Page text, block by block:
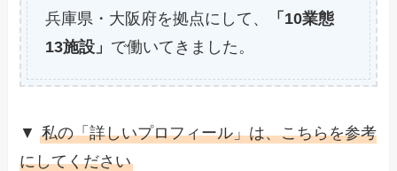
兵庫県・大阪府を拠点にして、
「10業態
13施設」 で働いてきました。
▼私の「詳しいプロフィール」は、こちらを参考
にしてください